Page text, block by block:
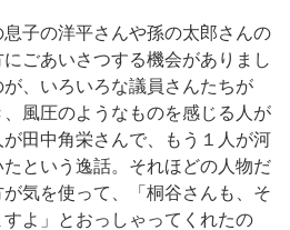
子の洋平さんや孫の太郎さんの
ごあいさつする機会がありまし
、いろいろな議員さんたちが
、風圧のようなものを感じる人が
田中角栄さんで、もう１人が河
という逸話。それほどの人物だ
気を使って、「桐谷さんも、そ
よ」とおっしゃってくれたの